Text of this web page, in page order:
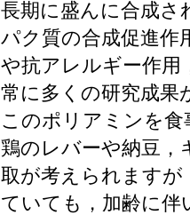
長期に盛んに合成さ
パク質の合成促進作
や抗アレルギー作用
常に多くの研究成果
このポリアミンを
鶏のレバーや納豆，
取が考えられますが
ていても，加齢に